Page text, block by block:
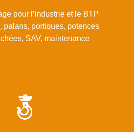
pour l’industrie et le BTP
palans, portiques, potences
SAV, maintenance